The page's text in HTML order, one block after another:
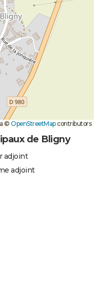
© OpenStreetMapcontributors
de Bligny
adjoint
adjoint